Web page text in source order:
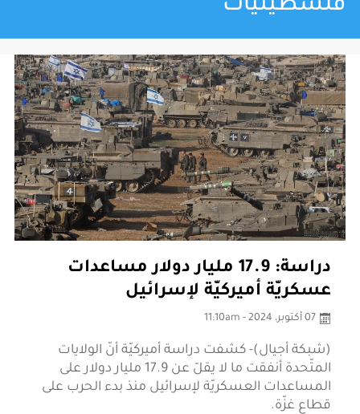
فلسطينيات
دراسة: 17.9 مليار دولار مساعدات
عسكريّة أميركيّة لإسرائيل
07 أكتوبر، 2024 - 11:10am
(شبكة أجيال)- كشفت دراسة أميركيّة أنّ الولايات
المتّحدة أنفقت ما لا يقلّ عن 17.9 مليار دولار على
المساعدات العسكريّة لإسرائيل منذ بدء الحرب على
قطاع غزّة.